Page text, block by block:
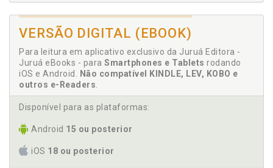
VERSÃO DIGITAL (EBOOK)
Para leitura em aplicativo exclusivo da Juruá Editora -
Juruá eBooks - para Smartphones e Tablets rodando
iOS e Android.
Não compatível KINDLE, LEV, KOBO e
outros e-Readers
Disponível para as plataformas:
Android 15 ou posterior
iOS 18 ou posterior